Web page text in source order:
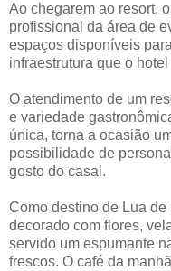
Ao chegarem ao resort,
profissional da área de
espaços disponíveis
infraestrutura que o hotel
O atendimento de um
e variedade
única, torna a ocasião
possibilidade de
gosto do casal.
Como destino de Lua
decorado com flores,
servido um espumante
frescos. O café da